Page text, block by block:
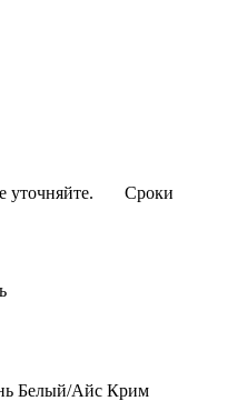
уточняйте.
Сроки
Белый/Айс Крим